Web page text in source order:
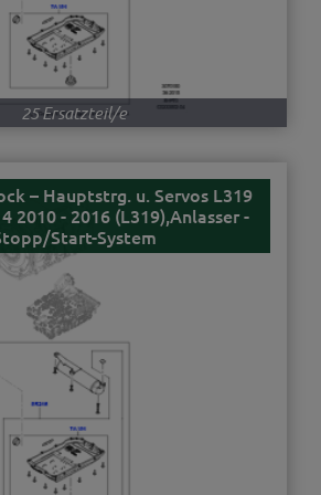
25 Ersatzteil/e
– Hauptstrg. u. Servos L319
4 2010 - 2016 (L319),Anlasser -
Start-System